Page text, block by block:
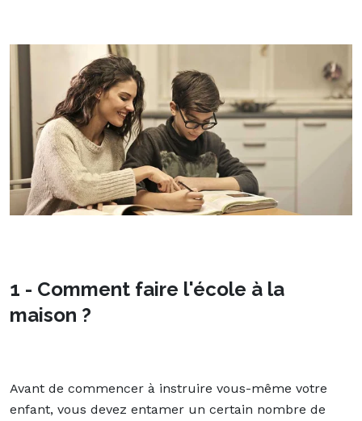
1 - Comment faire l'école à la
maison ?
Avant de commencer à instruire vous-même votre
enfant, vous devez entamer un certain nombre de